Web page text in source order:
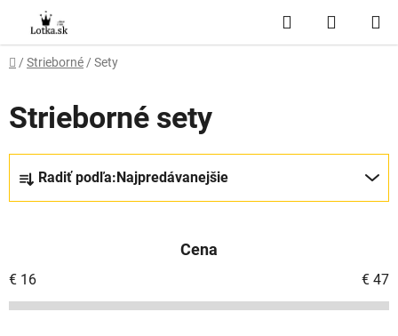
obsah
Hľadať
KOŠÍK
Domov
/ Strieborné / Sety
Strieborné sety
i
e
Radiť podľa: Najpredávanejšie
Cena
€ 16 € 47